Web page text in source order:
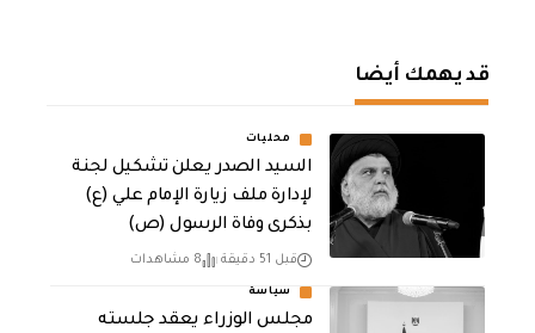
قد يهمك أيضا
محليات
السيد الصدر يعلن تشكيل لجنة
لإدارة ملف زيارة الإمام علي (ع)
بذكرى وفاة الرسول (ص)
قبل 51 دقيقة 8 مشاهدات
سياسة
مجلس الوزراء يعقد جلسته